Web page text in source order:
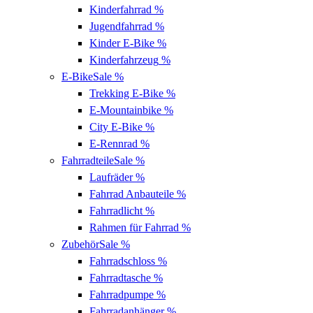
Kinderfahrrad %
Jugendfahrrad %
Kinder E-Bike %
Kinderfahrzeug %
E-BikeSale %
Trekking E-Bike %
E-Mountainbike %
City E-Bike %
E-Rennrad %
FahrradteileSale %
Laufräder%
Fahrrad Anbauteile %
Fahrradlicht %
Rahmen für Fahrrad %
ZubehörSale %
Fahrradschloss %
Fahrradtasche %
Fahrradpumpe %